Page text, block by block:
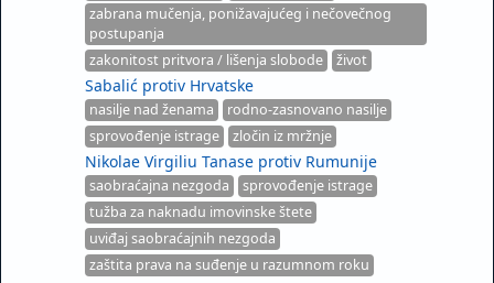
zabrana mučenja, ponižavajućeg i nečovečnog
postupanja
zakonitost pritvora / lišenja slobode
život
Sabalić protiv Hrvatske
nasilje nad ženama
rodno-zasnovano nasilje
sprovođenje istrage
zločin iz mržnje
Nikolae Virgiliu Tanase protiv Rumunije
saobraćajna nezgoda
sprovođenje istrage
tužba za naknadu imovinske štete
uviđaj saobraćajnih nezgoda
zaštita prava na suđenje u razumnom roku